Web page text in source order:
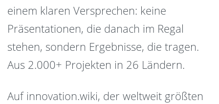
einem klaren Versprechen: keine
Präsentationen, die danach im Regal
stehen, sondern Ergebnisse, die tragen.
Aus 2.000+ Projekten in 26 Ländern.
Auf innovation.wiki, der weltweit größten